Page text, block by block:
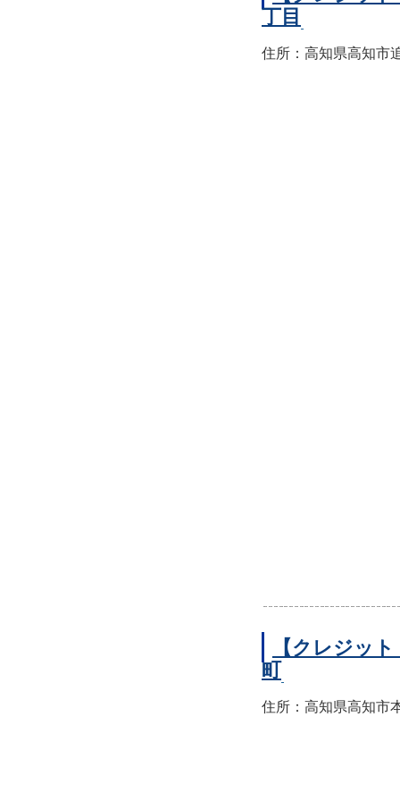
丁目
住所：高知県高知市
【クレジッ
町
住所：高知県高知市